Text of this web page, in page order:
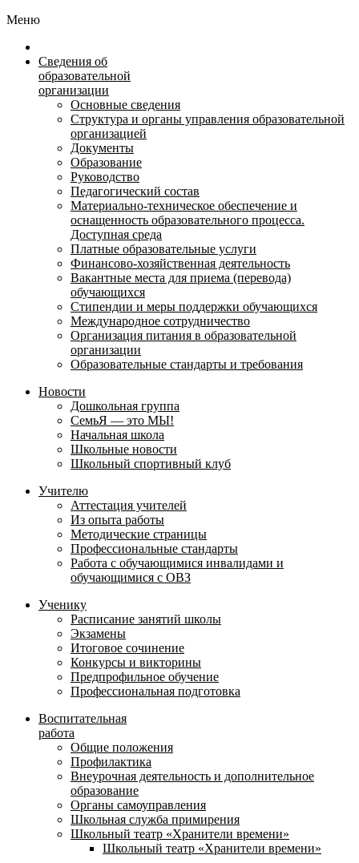
Меню
Сведения об
образовательной
организации
Основные сведения
Структура и органы управления образовательной
организацией
Документы
Образование
Руководство
Педагогический состав
Материально-техническое обеспечение и
оснащенность образовательного процесса.
Доступная среда
Платные образовательные услуги
Финансово-хозяйственная деятельность
Вакантные места для приема (перевода)
обучающихся
Стипендии и меры поддержки обучающихся
Международное сотрудничество
Организация питания в образовательной
организации
Образовательные стандарты и требования
Новости
Дошкольная группа
СемьЯ — это МЫ!
Начальная школа
Школьные новости
Школьный спортивный клуб
Учителю
Аттестация учителей
Из опыта работы
Методические страницы
Профессиональные стандарты
Работа с обучающимися инвалидами и
обучающимися с ОВЗ
Ученику
Расписание занятий школы
Экзамены
Итоговое сочинение
Конкурсы и викторины
Предпрофильное обучение
Профессиональная подготовка
Воспитательная
работа
Общие положения
Профилактика
Внеурочная деятельность и дополнительное
образование
Органы самоуправления
Школьная служба примирения
Школьный театр «Хранители времени»
Школьный театр «Хранители времени»